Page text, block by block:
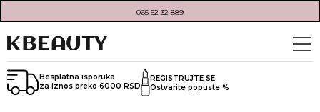
065 52 32 889
Besplatna isporuka
za iznos preko 6000 RSD
REGISTRUJTE SE
Ostvarite popuste %